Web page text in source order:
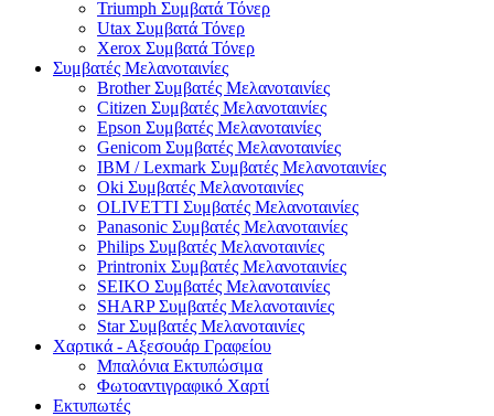
Triumph Συμβατά Τόνερ
Utax Συμβατά Τόνερ
Xerox Συμβατά Τόνερ
Συμβατές Μελανοταινίες
Brother Συμβατές Μελανοταινίες
Citizen Συμβατές Μελανοταινίες
Epson Συμβατές Μελανοταινίες
Genicom Συμβατές Μελανοταινίες
IBM / Lexmark Συμβατές Μελανοταινίες
Oki Συμβατές Μελανοταινίες
OLIVETTI Συμβατές Μελανοταινίες
Panasonic Συμβατές Μελανοταινίες
Philips Συμβατές Μελανοταινίες
Printronix Συμβατές Μελανοταινίες
SEIKO Συμβατές Μελανοταινίες
SHARP Συμβατές Μελανοταινίες
Star Συμβατές Μελανοταινίες
Χαρτικά - Αξεσουάρ Γραφείου
Μπαλόνια Εκτυπώσιμα
Φωτοαντιγραφικό Χαρτί
Εκτυπωτές